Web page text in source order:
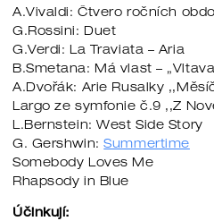
A.Vivaldi: Čtvero ročních
G.Rossini: Duet
G.Verdi: La Traviata – Aria
B.Smetana: Má vlast –
A.Dvořák: Arie Rusalky
Largo ze symfonie č.9 ,,Z
L.Bernstein: West Side Story
G. Gershwin:Summertime
Somebody Loves Me
Rhapsody in Blue
Účinkují: